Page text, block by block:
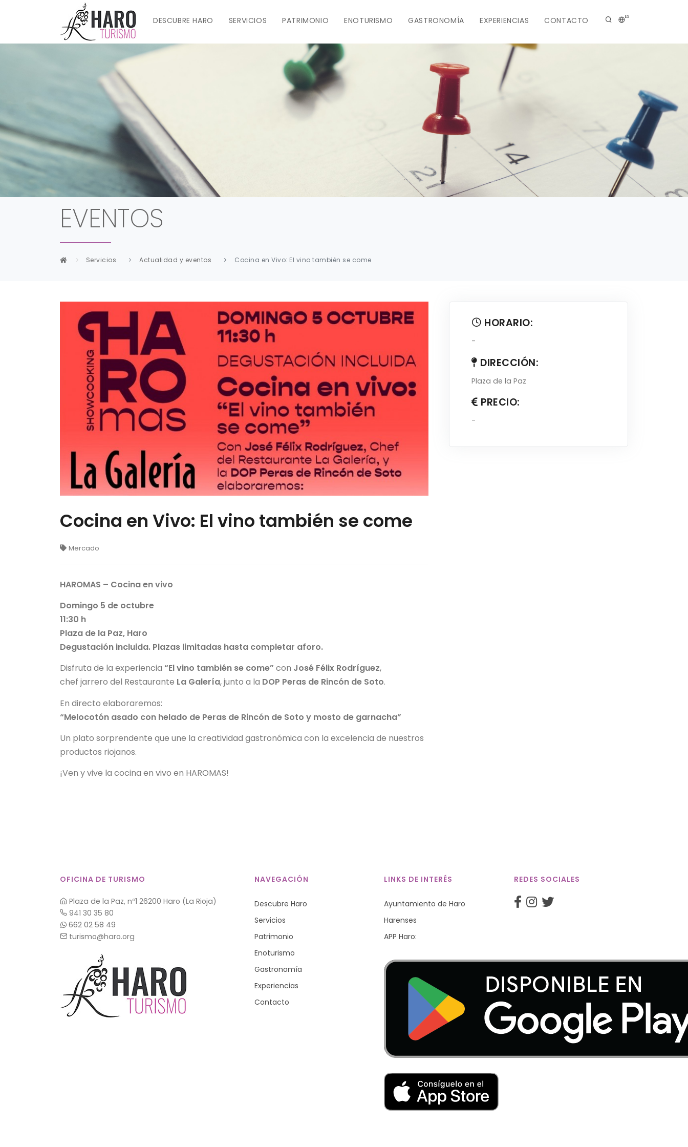
ES
DESCUBRE HARO SERVICIOS PATRIMONIO ENOTURISMO GASTRONOMÍA EXPERIENCIAS CONTACTO
EVENTOS
Servicios Actualidad y eventos Cocina en Vivo: El vino también se come
Cocina en Vivo: El vino también se come
Mercado
HAROMAS – Cocina en vivo
Domingo 5 de octubre
11:30 h
Plaza de la Paz, Haro
Degustación incluida. Plazas limitadas hasta completar aforo.
Disfruta de la experiencia “El vino también se come” con José Félix Rodríguez,
chef jarrero del Restaurante La Galería, junto a la DOP Peras de Rincón de Soto.
En directo elaboraremos:
“Melocotón asado con helado de Peras de Rincón de Soto y mosto de garnacha”
Un plato sorprendente que une la creatividad gastronómica con la excelencia de nuestros
productos riojanos.
¡Ven y vive la cocina en vivo en HAROMAS!
HORARIO:
-
DIRECCIÓN:
Plaza de la Paz
PRECIO:
-
OFICINA DE TURISMO
Plaza de la Paz, nº1 26200 Haro (La Rioja)
941 30 35 80
662 02 58 49
turismo@haro.org
NAVEGACIÓN
Descubre Haro
Servicios
Patrimonio
Enoturismo
Gastronomía
Experiencias
Contacto
LINKS DE INTERÉS
Ayuntamiento de Haro
Harenses
APP Haro:
REDES SOCIALES